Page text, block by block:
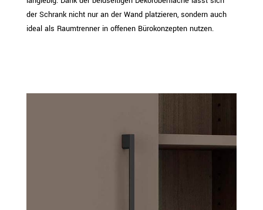
der Schrank nicht nur an der Wand platzieren, sondern auch
ideal als Raumtrenner in offenen Bürokonzepten nutzen.